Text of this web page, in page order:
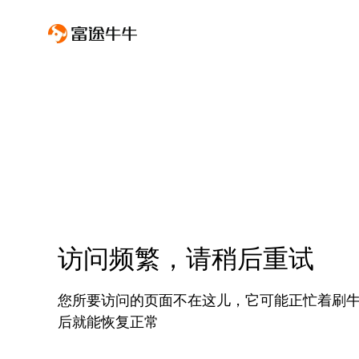
访问频繁，请稍后重试
您所要访问的页面不在这儿，它可能正忙着刷
后就能恢复正常